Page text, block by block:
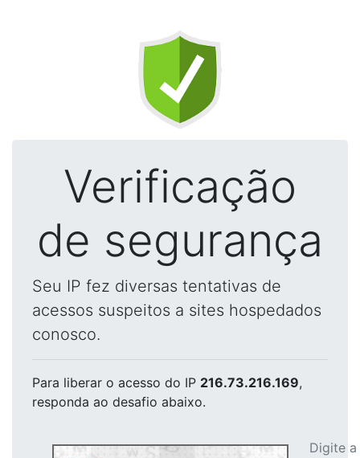
Verificação
de segurança
Seu IP fez diversas tentativas de
acessos suspeitos a sites hospedados
conosco.
Para liberar o acesso do IP 216.73.216.169,
responda ao desafio abaixo.
Digite